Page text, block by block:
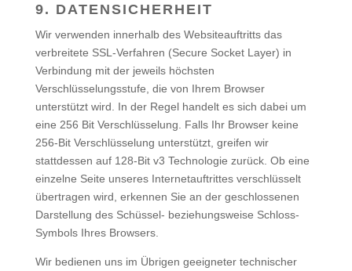
9. DATENSICHERHEIT
Wir verwenden innerhalb des Websiteauftritts das
verbreitete SSL-Verfahren (Secure Socket Layer) in
Verbindung mit der jeweils höchsten
Verschlüsselungsstufe, die von Ihrem Browser
unterstützt wird. In der Regel handelt es sich dabei um
eine 256 Bit Verschlüsselung. Falls Ihr Browser keine
256-Bit Verschlüsselung unterstützt, greifen wir
stattdessen auf 128-Bit v3 Technologie zurück. Ob eine
einzelne Seite unseres Internetauftrittes verschlüsselt
übertragen wird, erkennen Sie an der geschlossenen
Darstellung des Schüssel- beziehungsweise Schloss-
Symbols Ihres Browsers.
Wir bedienen uns im Übrigen geeigneter technischer